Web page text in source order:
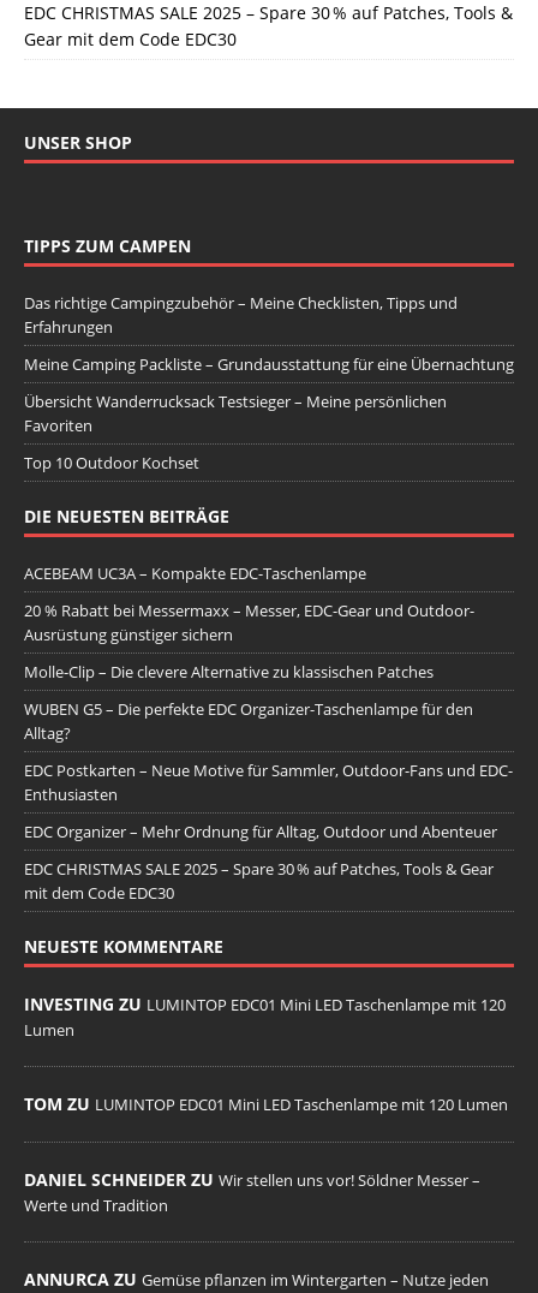
EDC CHRISTMAS SALE 2025 – Spare 30 % auf Patches, Tools &
Gear mit dem Code EDC30
UNSER SHOP
TIPPS ZUM CAMPEN
Das richtige Campingzubehör – Meine Checklisten, Tipps und
Erfahrungen
Meine Camping Packliste – Grundausstattung für eine Übernachtung
Übersicht Wanderrucksack Testsieger – Meine persönlichen
Favoriten
Top 10 Outdoor Kochset
DIE NEUESTEN BEITRÄGE
ACEBEAM UC3A – Kompakte EDC-Taschenlampe
20 % Rabatt bei Messermaxx – Messer, EDC-Gear und Outdoor-
Ausrüstung günstiger sichern
Molle-Clip – Die clevere Alternative zu klassischen Patches
WUBEN G5 – Die perfekte EDC Organizer-Taschenlampe für den
Alltag?
EDC Postkarten – Neue Motive für Sammler, Outdoor-Fans und EDC-
Enthusiasten
EDC Organizer – Mehr Ordnung für Alltag, Outdoor und Abenteuer
EDC CHRISTMAS SALE 2025 – Spare 30 % auf Patches, Tools & Gear
mit dem Code EDC30
NEUESTE KOMMENTARE
INVESTING ZU LUMINTOP EDC01 Mini LED Taschenlampe mit 120
Lumen
TOM ZU LUMINTOP EDC01 Mini LED Taschenlampe mit 120 Lumen
DANIEL SCHNEIDER ZU Wir stellen uns vor! Söldner Messer –
Werte und Tradition
ANNURCA ZU Gemüse pflanzen im Wintergarten – Nutze jeden